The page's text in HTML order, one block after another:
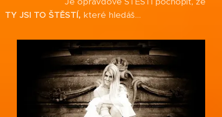
TY JSI TO ŠTĚSTÍ, které hledáš...